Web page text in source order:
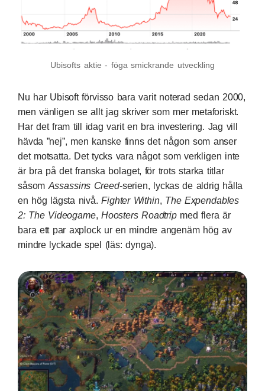
Ubisofts aktie - föga smickrande utveckling
Nu har Ubisoft förvisso bara varit noterad sedan 2000,
men vänligen se allt jag skriver som mer metaforiskt.
Har det fram till idag varit en bra investering. Jag vill
hävda ”nej”, men kanske finns det någon som anser
det motsatta. Det tycks vara något som verkligen inte
är bra på det franska bolaget, för trots starka titlar
såsom Assassins Creed-serien, lyckas de aldrig hålla
en hög lägsta nivå.Fighter Within, The Expendables
2: The Videogame, Hoosters Roadtripmed flera är
bara ett par axplock ur en mindre angenäm hög av
mindre lyckade spel (läs: dynga).